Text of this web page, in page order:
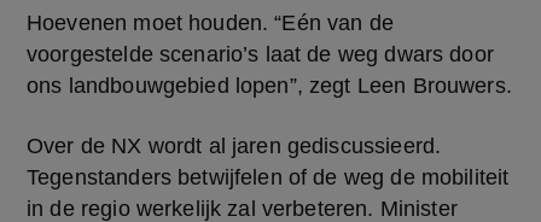
Hoevenen moet houden. “Eén van de
voorgestelde scenario’s laat de weg dwars door
ons landbouwgebied lopen”, zegt Leen Brouwers.
Over de NX wordt al jaren gediscussieerd.
Tegenstanders betwijfelen of de weg de mobiliteit
in de regio werkelijk zal verbeteren. Minister